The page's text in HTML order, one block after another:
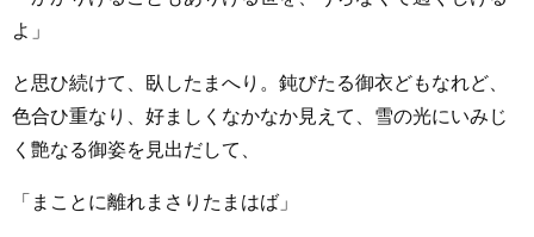
よ」
と思ひ続けて、臥したまへり。鈍びたる御衣どもなれど、
色合ひ重なり、好ましくなかなか見えて、雪の光にいみじ
く艶なる御姿を見出だして、
「まことに離れまさりたまはば」